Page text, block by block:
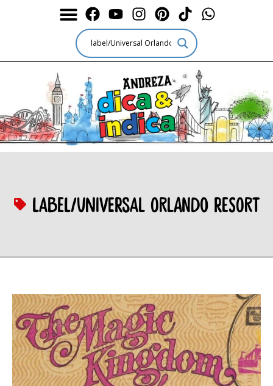
label/Universal Orlando Resort